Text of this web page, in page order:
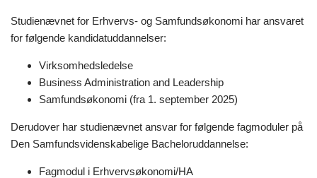
Studienævnet for Erhvervs- og Samfundsøkonomi har ansvaret
for følgende kandidatuddannelser:
Virksomhedsledelse
Business Administration and Leadership
Samfundsøkonomi (fra 1. september 2025)
Derudover har studienævnet ansvar for følgende fagmoduler på
Den Samfundsvidenskabelige Bacheloruddannelse:
Fagmodul i Erhvervsøkonomi/HA